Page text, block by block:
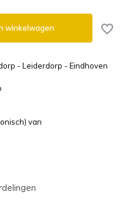
winkelwagen
- Leiderdorp - Eindhoven
van